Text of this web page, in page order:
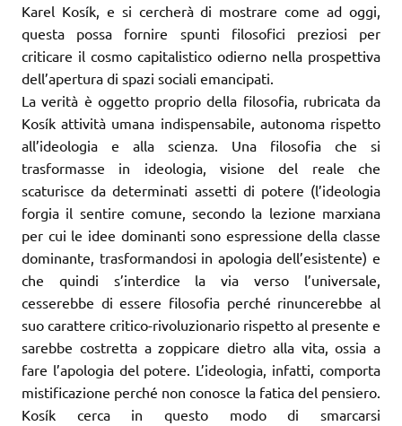
Karel Kosík, e si cercherà di mostrare come ad oggi,
questa possa fornire spunti filosofici preziosi per
criticare il cosmo capitalistico odierno nella prospettiva
dell’apertura di spazi sociali emancipati.
La verità è oggetto proprio della filosofia, rubricata da
Kosík attività umana indispensabile, autonoma rispetto
all’ideologia e alla scienza. Una filosofia che si
trasformasse in ideologia, visione del reale che
scaturisce da determinati assetti di potere (l’ideologia
forgia il sentire comune, secondo la lezione marxiana
per cui le idee dominanti sono espressione della classe
dominante, trasformandosi in apologia dell’esistente) e
che quindi s’interdice la via verso l’universale,
cesserebbe di essere filosofia perché rinuncerebbe al
suo carattere critico-rivoluzionario rispetto al presente e
sarebbe costretta a zoppicare dietro alla vita, ossia a
fare l’apologia del potere. L’ideologia, infatti, comporta
mistificazione perché non conosce la fatica del pensiero.
Kosík cerca in questo modo di smarcarsi